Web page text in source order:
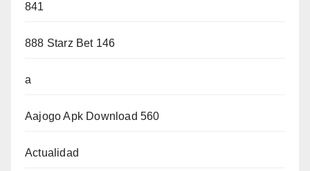
841
888 Starz Bet 146
a
Aajogo Apk Download 560
Actualidad